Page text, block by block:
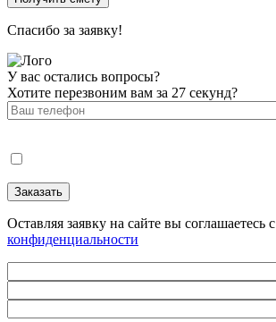
Спасибо за заявку!
У вас остались вопросы?
Хотите перезвоним вам за 27 секунд?
Оставляя заявку на сайте вы соглашаетесь с
конфиденциальности